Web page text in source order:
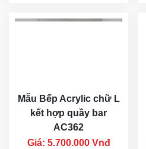
Mẫu Bếp Acrylic chữ L
kết hợp quầy bar
AC362
Giá: 5.700.000 Vnđ